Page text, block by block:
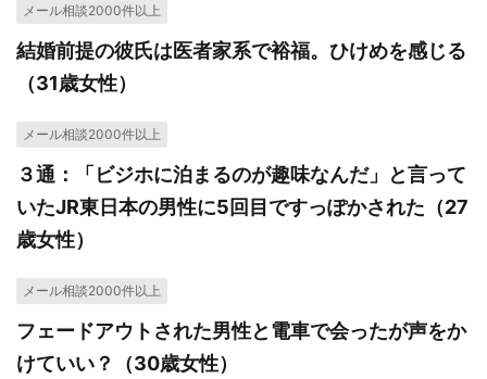
メール相談2000件以上
結婚前提の彼氏は医者家系で裕福。ひけめを感じる
（31歳女性）
メール相談2000件以上
３通：「ビジホに泊まるのが趣味なんだ」と言って
いたJR東日本の男性に5回目ですっぽかされた（27
歳女性）
メール相談2000件以上
フェードアウトされた男性と電車で会ったが声をか
けていい？（30歳女性）